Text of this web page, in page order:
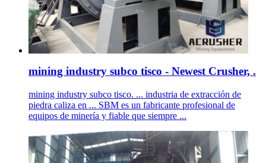
mining industry subco tisco - Newest Crusher, .
mining industry subco tisco. ... industria de extracción de
piedra caliza en ... SBM es un fabricante profesional de
equipos de minería y fiable que siempre ...